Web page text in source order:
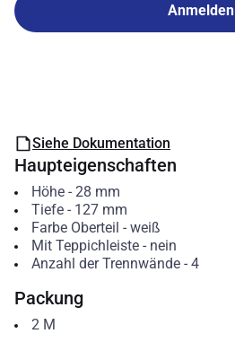
Anmelden
Siehe Dokumentation
Haupteigenschaften
Höhe- 28 mm
Tiefe- 127 mm
Farbe Oberteil - weiß
Mit Teppichleiste- nein
Anzahl der Trennwände- 4
Packung
2 M